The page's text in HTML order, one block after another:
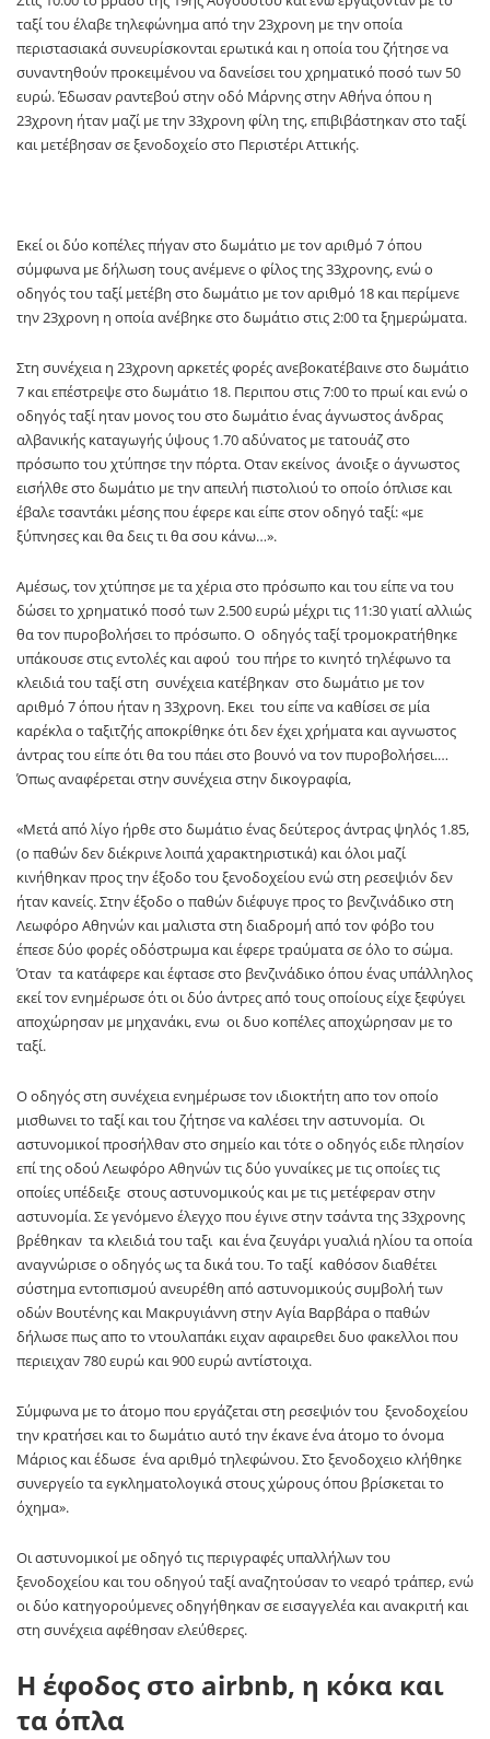
ταξί του έλαβε τηλεφώνημα από την 23χρονη με την οποία
περιστασιακά συνευρίσκονται ερωτικά και η οποία του ζήτησε να
συναντηθούν προκειμένου να δανείσει του χρηματικό ποσό των 50
ευρώ. Έδωσαν ραντεβού στην οδό Μάρνης στην Αθήνα όπου η
23χρονη ήταν μαζί με την 33χρονη φίλη της, επιβιβάστηκαν στο ταξί
και μετέβησαν σε ξενοδοχείο στο Περιστέρι Αττικής.
Εκεί οι δύο κοπέλες πήγαν στο δωμάτιο με τον αριθμό 7 όπου
σύμφωνα με δήλωση τους ανέμενε ο φίλος της 33χρονης, ενώ ο
οδηγός του ταξί μετέβη στο δωμάτιο με τον αριθμό 18 και περίμενε
την 23χρονη η οποία ανέβηκε στο δωμάτιο στις 2:00 τα ξημερώματα.
Στη συνέχεια η 23χρονη αρκετές φορές ανεβοκατέβαινε στο δωμάτιο
7 και επέστρεψε στο δωμάτιο 18. Περιπου στις 7:00 το πρωί και ενώ ο
οδηγός ταξί ηταν μονος του στο δωμάτιο ένας άγνωστος άνδρας
αλβανικής καταγωγής ύψους 1.70 αδύνατος με τατουάζ στο
πρόσωπο του χτύπησε την πόρτα. Οταν εκείνος άνοιξε ο άγνωστος
εισήλθε στο δωμάτιο με την απειλή πιστολιού το οποίο όπλισε και
έβαλε τσαντάκι μέσης που έφερε και είπε στον οδηγό ταξί: «με
ξύπνησες και θα δεις τι θα σου κάνω…».
Αμέσως, τον χτύπησε με τα χέρια στο πρόσωπο και του είπε να του
δώσει το χρηματικό ποσό των 2.500 ευρώ μέχρι τις 11:30 γιατί αλλιώς
θα τον πυροβολήσει το πρόσωπο. Ο οδηγός ταξί τρομοκρατήθηκε
υπάκουσε στις εντολές και αφού του πήρε το κινητό τηλέφωνο τα
κλειδιά του ταξί στη συνέχεια κατέβηκαν στο δωμάτιο με τον
αριθμό 7 όπου ήταν η 33χρονη. Εκει του είπε να καθίσει σε μία
καρέκλα ο ταξιτζής αποκρίθηκε ότι δεν έχει χρήματα και αγνωστος
άντρας του είπε ότι θα του πάει στο βουνό να τον πυροβολήσει.…
Όπως αναφέρεται στην συνέχεια στην δικογραφία,
«Μετά από λίγο ήρθε στο δωμάτιο ένας δεύτερος άντρας ψηλός 1.85,
(ο παθών δεν διέκρινε λοιπά χαρακτηριστικά) και όλοι μαζί
κινήθηκαν προς την έξοδο του ξενοδοχείου ενώ στη ρεσεψιόν δεν
ήταν κανείς. Στην έξοδο ο παθών διέφυγε προς το βενζινάδικο στη
Λεωφόρο Αθηνών και μαλιστα στη διαδρομή από τον φόβο του
έπεσε δύο φορές οδόστρωμα και έφερε τραύματα σε όλο το σώμα.
Όταν τα κατάφερε και έφτασε στο βενζινάδικο όπου ένας υπάλληλος
εκεί τον ενημέρωσε ότι οι δύο άντρες από τους οποίους είχε ξεφύγει
αποχώρησαν με μηχανάκι, ενω οι δυο κοπέλες αποχώρησαν με το
ταξί.
Ο οδηγός στη συνέχεια ενημέρωσε τον ιδιοκτήτη απο τον οποίο
μισθωνει το ταξί και του ζήτησε να καλέσει την αστυνομία. Οι
αστυνομικοί προσήλθαν στο σημείο και τότε ο οδηγός ειδε πλησίον
επί της οδού Λεωφόρο Αθηνών τις δύο γυναίκες με τις οποίες τις
οποίες υπέδειξε στους αστυνομικούς και με τις μετέφεραν στην
αστυνομία. Σε γενόμενο έλεγχο που έγινε στην τσάντα της 33χρονης
βρέθηκαν τα κλειδιά του ταξι και ένα ζευγάρι γυαλιά ηλίου τα οποία
αναγνώρισε ο οδηγός ως τα δικά του. Το ταξί καθόσον διαθέτει
σύστημα εντοπισμού ανευρέθη από αστυνομικούς συμβολή των
οδών Βουτένης και Μακρυγιάννη στην Αγία Βαρβάρα ο παθών
δήλωσε πως απο το ντουλαπάκι ειχαν αφαιρεθει δυο φακελλοι που
περιειχαν 780 ευρώ και 900 ευρώ αντίστοιχα.
Σύμφωνα με το άτομο που εργάζεται στη ρεσεψιόν του ξενοδοχείου
την κρατήσει και το δωμάτιο αυτό την έκανε ένα άτομο το όνομα
Μάριος και έδωσε ένα αριθμό τηλεφώνου. Στο ξενοδοχειο κλήθηκε
συνεργείο τα εγκληματολογικά στους χώρους όπου βρίσκεται το
όχημα».
Οι αστυνομικοί με οδηγό τις περιγραφές υπαλλήλων του
ξενοδοχείου και του οδηγού ταξί αναζητούσαν το νεαρό τράπερ, ενώ
οι δύο κατηγορούμενες οδηγήθηκαν σε εισαγγελέα και ανακριτή και
στη συνέχεια αφέθησαν ελεύθερες.
Η έφοδος στο airbnb, η κόκα και
τα όπλα